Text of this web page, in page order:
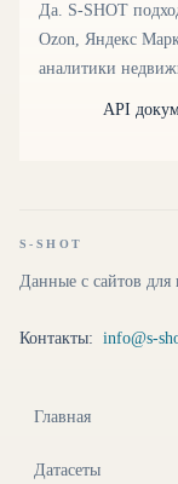
Да. S-SHOT
Ozon, Яндекс
аналитики
API
S-SHOT
Данные с сайтов для
Контакты: info@s-
Главная
Датасеты